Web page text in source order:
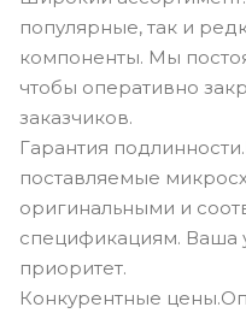
популярные, так и
компоненты. Мы
чтобы оперативно
заказчиков.
Гарантия
поставляемые
оригинальными и
спецификациям. Ваша
приоритет.
Конкурентные